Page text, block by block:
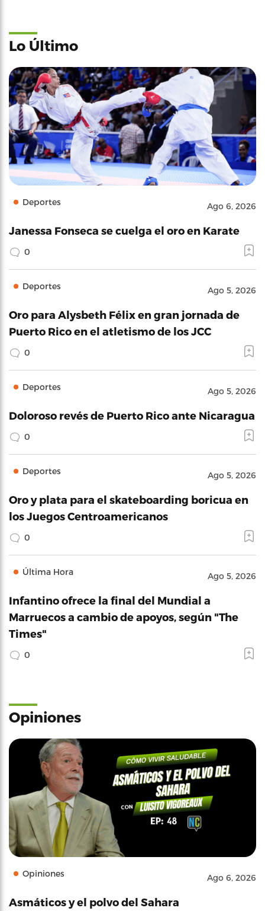
Lo Último
Deportes Ago 6, 2026
Janessa Fonseca se cuelga el oro en Karate
0
Deportes Ago 5, 2026
Oro para Alysbeth Félix en gran jornada de
Puerto Rico en el atletismo de los JCC
0
Deportes Ago 5, 2026
Doloroso revés de Puerto Rico ante Nicaragua
0
Deportes Ago 5, 2026
Oro y plata para el skateboarding boricua en
los Juegos Centroamericanos
0
Última Hora Ago 5, 2026
Infantino ofrece la final del Mundial a
Marruecos a cambio de apoyos, según "The
Times"
0
Opiniones
Opiniones Ago 6, 2026
Asmáticos y el polvo del Sahara